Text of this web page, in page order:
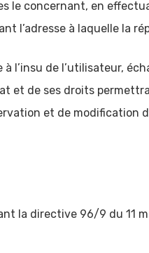
le concernant, en
l’adresse à laquelle la
à l’insu de l’utilisateur,
et de ses droits
et de modification
la directive 96/9 du 11